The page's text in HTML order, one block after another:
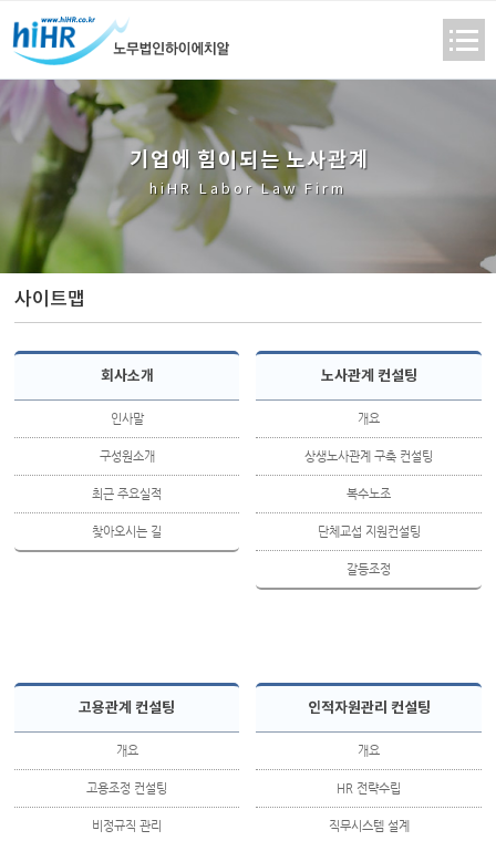
기 업 에 힘이되 는 노사관계
hiHR Labor Law Firm
사이트맵
회사소개
인사말
구성원소개
최근 주요실적
찾아오시는 길
노사관계 컨설팅
개요
상생노사관계 구축 컨설팅
복수노조
단체교섭 지원컨설팅
갈등조정
고용관계 컨설팅
개요
고용조정 컨설팅
비정규직 관리
인적자원관리 컨설팅
개요
HR 전략수립
직무시스템 설계